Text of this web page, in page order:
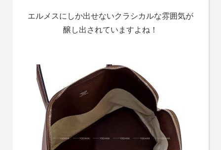
エルメスにしか出せないクラシカルな雰囲気が
醸し出されていますよね！